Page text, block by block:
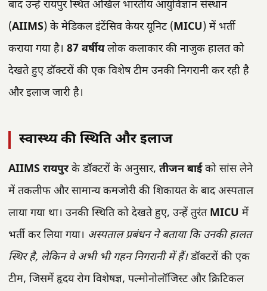
बाद उन्हें रायपुर स्थित अखिल भारतीय आयुर्विज्ञान संस्थान
(AIIMS) के मेडिकल इंटेंसिव केयर यूनिट (MICU) में भर्ती
कराया गया है। 87 वर्षीयलोक कलाकार की नाजुक हालत को
देखते हुए डॉक्टरों की एक विशेष टीम उनकी निगरानी कर रही है
और इलाज जारी है।
स्वास्थ्य की स्थिति और इलाज
AIIMS रायपुरके डॉक्टरों के अनुसार, तीजन बाईको सांस लेने
में तकलीफ और सामान्य कमजोरी की शिकायत के बाद अस्पताल
लाया गया था। उनकी स्थिति को देखते हुए, उन्हें तुरंत MICU में
भर्ती कर लिया गया। अस्पताल प्रबंधन ने बताया कि उनकी हालत
स्थिर है, लेकिन वे अभी भी गहन निगरानी में हैं।डॉक्टरों की एक
टीम, जिसमें हृदय रोग विशेषज्ञ, पल्मोनोलॉजिस्ट और क्रिटिकल